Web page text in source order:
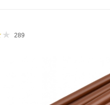
289